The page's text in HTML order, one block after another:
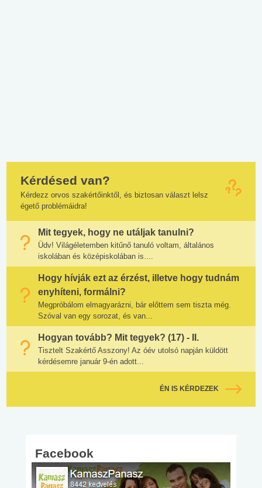
Kérdésed van?
Kérdezz orvos szakértőinktől, és biztosan választ lelsz
égető problémáidra!
Mit tegyek, hogy ne utáljak tanulni?
Üdv! Világéletemben kitűnő tanuló voltam, általános
iskolában és középiskolában is....
Hogy hívják ezt az érzést, illetve hogy tudnám
enyhíteni, formálni?
Megpróbálom elmagyarázni, bár előttem sem tiszta még.
Szóval van egy sorozat, és van...
Hogyan tovább? Mit tegyek? (17) - II.
Tisztelt Szakértő Asszony! Az óév utolsó napján küldött
kérdésemre január 9-én adott...
ÉN IS KÉRDEZEK
Facebook